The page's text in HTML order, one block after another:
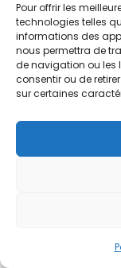
Pour offrir les
technologies telles
informations des
nous permettra de
de navigation ou les
consentir ou de
sur certaines
La
impact
pilotent le
Elles vont
suivi et le
des
solution
et